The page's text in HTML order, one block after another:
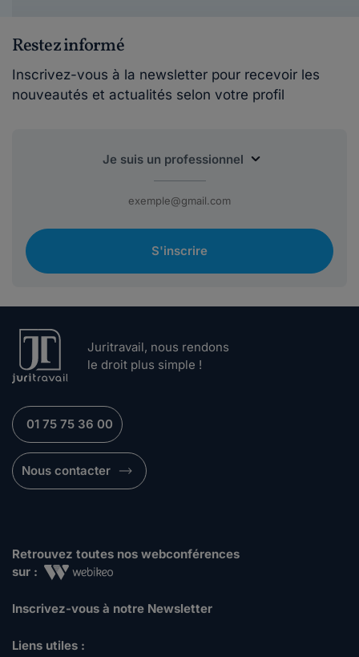
Restez informé
Inscrivez-vous à la newsletter pour recevoir les
nouveautés et actualités selon votre profil
S'inscrire
Juritravail, nous rendons
le droit plus simple !
01 75 75 36 00
Nous contacter
Retrouvez toutes nos webconférences
sur :
Inscrivez-vous à notre Newsletter
Liens utiles :